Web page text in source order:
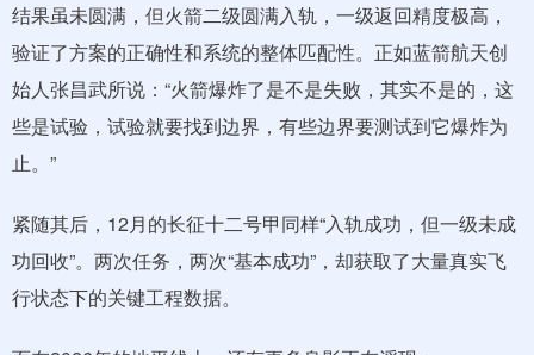
结果虽未圆满，但火箭二级圆满入轨，一级返回精度极高，
验证了方案的正确性和系统的整体匹配性。正如蓝箭航天创
始人张昌武所说：“火箭爆炸了是不是失败，其实不是的，这
些是试验，试验就要找到边界，有些边界要测试到它爆炸为
止。”
紧随其后，12月的长征十二号甲同样“入轨成功，但一级未成
功回收”。两次任务，两次“基本成功”，却获取了大量真实飞
行状态下的关键工程数据。